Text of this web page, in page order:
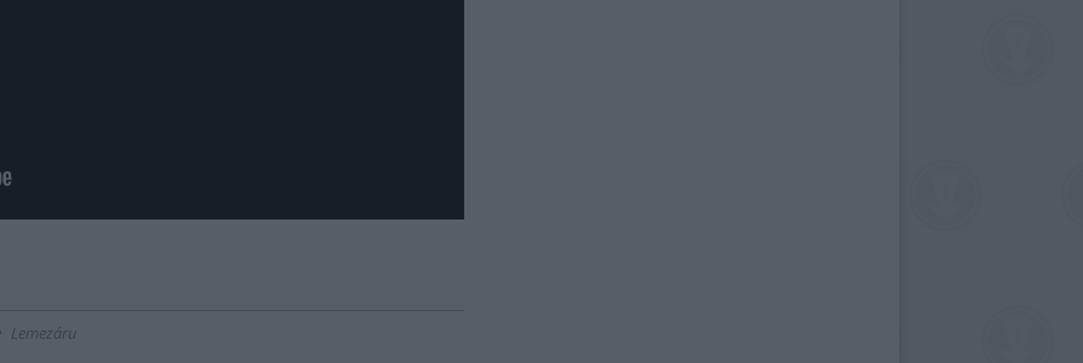
Lemezáru